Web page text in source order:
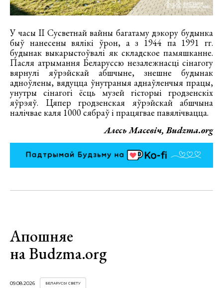
У часы ІІ Сусветнай вайны багатаму дэкору будынка
быў нанесены вялікі ўрон, а з 1944 па 1991 гг.
будынак выкарыстоўвалі як складское памяшканне.
Пасля атрымання Беларуссю незалежнасці сінагогу
вярнулі яўрэйскай абшчыне, знешне будынак
адноўлены, вядуцца ўнутраныя аднаўленчыя працы,
унутры сінагогі ёсць музей гісторыі гродзенскіх
яўрэяў. Цяпер гродзенская яўрэйскай абшчына
налічвае каля 1000 сябраў і працягвае павялічвацца.
Алесь Масевіч, Budzma.org
Апошняе
на Budzma.org
09.08.2026 БЕЛАРУСЫ СВЕТУ